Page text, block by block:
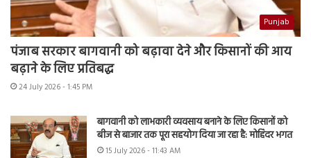
Punjab
पंजाब सरकार बागवानी को बढ़ावा देने और किसानों की आय
बढ़ाने के लिए प्रतिबद्ध
24 July 2026 - 1:45 PM
बागवानी को लाभकारी व्यवसाय बनाने के लिए किसानों को
बीज से बाजार तक पूरा सहयोग दिया जा रहा है: मोहिंदर भगत
15 July 2026 - 11:43 AM